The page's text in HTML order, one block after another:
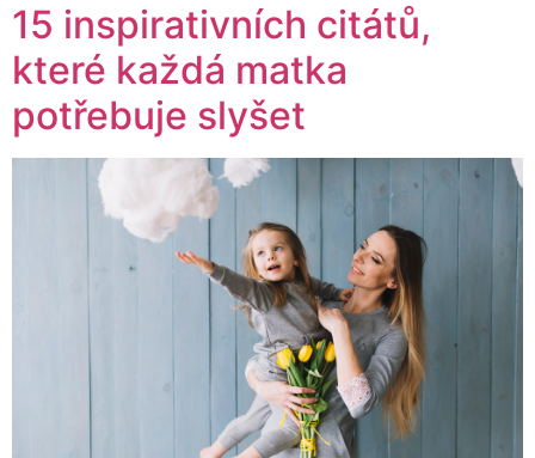
15 inspirativních citátů,
které každá matka
potřebuje slyšet